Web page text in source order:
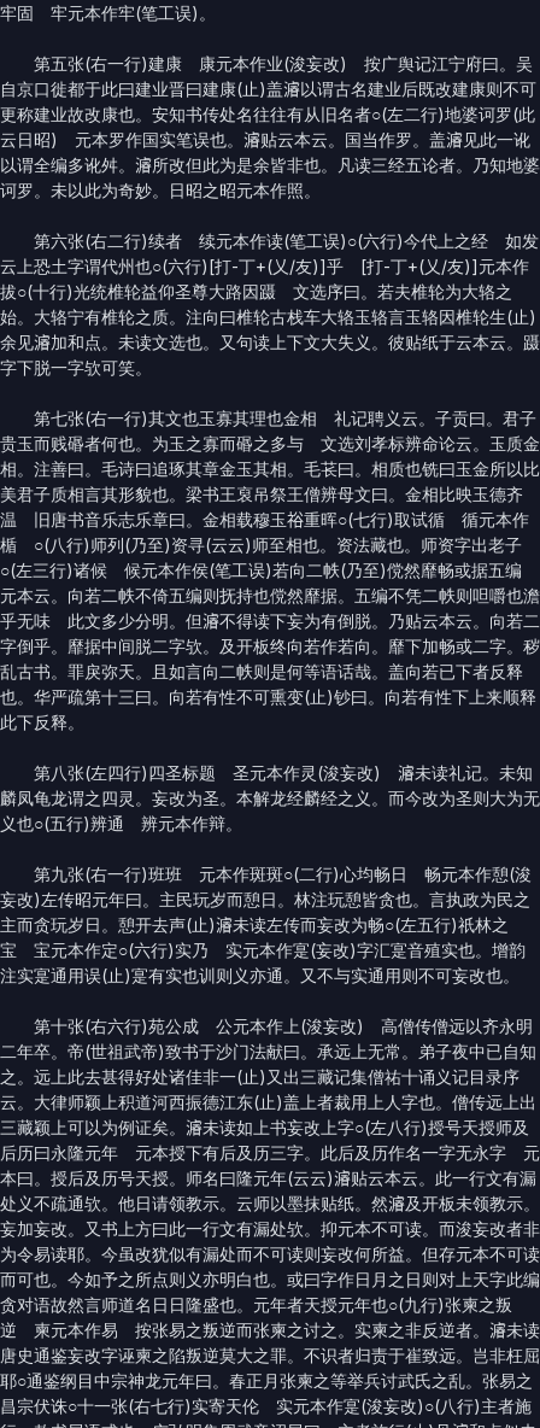
牢固 牢元本作牢(笔工误)。
第五张(右一行)建康 康元本作业(浚妄改) 按广舆记江宁府曰。吴
自京口徙都于此曰建业晋曰建康(止)盖𤀹以谓古名建业后既改建康则不可
更称建业故改康也。安知书传处名往往有从旧名者○(左二行)地婆诃罗(此
云日昭) 元本罗作国实笔误也。𤀹贴云本云。国当作罗。盖𤀹见此一讹
以谓全编多讹舛。𤀹所改但此为是余皆非也。凡读三经五论者。乃知地婆
诃罗。未以此为奇妙。日昭之昭元本作照。
第六张(右二行)续者 续元本作读(笔工误)○(六行)今代上之经 如发
云上恐土字谓代州也○(六行)[打-丁+(乂/友)]乎 [打-丁+(乂/友)]元本作
拔○(十行)光统椎轮益仰圣尊大路因蹑 文选序曰。若夫椎轮为大辂之
始。大辂宁有椎轮之质。注向曰椎轮古栈车大辂玉辂言玉辂因椎轮生(止)
余见𤀹加和点。未读文选也。又句读上下文大失义。彼贴纸于云本云。蹑
字下脱一字欤可笑。
第七张(右一行)其文也玉寡其理也金相 礼记聘义云。子贡曰。君子
贵玉而贱䃉者何也。为玉之寡而䃉之多与 文选刘孝标辨命论云。玉质金
相。注善曰。毛诗曰追琢其章金玉其相。毛苌曰。相质也铣曰玉金所以比
美君子质相言其形貌也。梁书王裒吊祭王僧辨母文曰。金相比映玉德齐
温 旧唐书音乐志乐章曰。金相载穆玉𥙿重晖○(七行)取试循 循元本作
楯 ○(八行)师列(乃至)资寻(云云)师至相也。资法藏也。师资字出老子
○(左三行)诸候 候元本作侯(笔工误)若向二帙(乃至)傥然靡畅或据五编
元本云。向若二帙不倚五编则抚持也傥然靡据。五编不凭二帙则呾嚼也澹
乎无味 此文多少分明。但𤀹不得读下妄为有倒脱。乃贴云本云。向若二
字倒乎。靡据中间脱二字欤。及开板终向若作若向。靡下加畅或二字。秽
乱古书。罪戾弥天。且如言向二帙则是何等语话哉。盖向若已下者反释
也。华严疏第十三曰。向若有性不可熏变(止)钞曰。向若有性下上来顺释
此下反释。
第八张(左四行)四圣标题 圣元本作灵(浚妄改) 𤀹未读礼记。未知
麟凤龟龙谓之四灵。妄改为圣。本解龙经麟经之义。而今改为圣则大为无
义也○(五行)辨通 辨元本作辩。
第九张(右一行)班班 元本作斑斑○(二行)心均畅日 畅元本作憩(浚
妄改)左传昭元年曰。主民玩岁而憩日。林注玩憩皆贪也。言执政为民之
主而贪玩岁日。憩开去声(止)𤀹未读左传而妄改为畅○(左五行)祇林之
宝 宝元本作定○(六行)实乃 实元本作寔(妄改)字汇寔音殖实也。增韵
注实寔通用误(止)寔有实也训则义亦通。又不与实通用则不可妄改也。
第十张(右六行)苑公成 公元本作上(浚妄改) 高僧传僧远以齐永明
二年卒。帝(世祖武帝)致书于沙门法献曰。承远上无常。弟子夜中已自知
之。远上此去甚得好处诸佳非一(止)又出三藏记集僧祐十诵义记目录序
云。大律师颖上积道河西振德江东(止)盖上者裁用上人字也。僧传远上出
三藏颖上可以为例证矣。𤀹未读如上书妄改上字○(左八行)授号天授师及
后历曰永隆元年 元本授下有后及历三字。此后及历作名一字无永字 元
本曰。授后及历号天授。师名曰隆元年(云云)𤀹贴云本云。此一行文有漏
处义不疏通欤。他日请领教示。云师以墨抹贴纸。然𤀹及开板未领教示。
妄加妄改。又书上方曰此一行文有漏处欤。抑元本不可读。而浚妄改者非
为令易读耶。今虽改犹似有漏处而不可读则妄改何所益。但存元本不可读
而可也。今如予之所点则义亦明白也。或曰字作日月之日则对上天字此编
贪对语故然言师道名日日隆盛也。元年者天授元年也○(九行)张柬之叛
逆 柬元本作易 按张易之叛逆而张柬之讨之。实柬之非反逆者。𤀹未读
唐史通鉴妄改字诬柬之陷叛逆莫大之罪。不识者归责于崔致远。岂非枉屈
耶○通鉴纲目中宗神龙元年曰。春正月张柬之等举兵讨武氏之乱。张易之
昌宗伏诛○十一张(右七行)实寄天伦 实元本作寔(浚妄改)○(八行)主者施